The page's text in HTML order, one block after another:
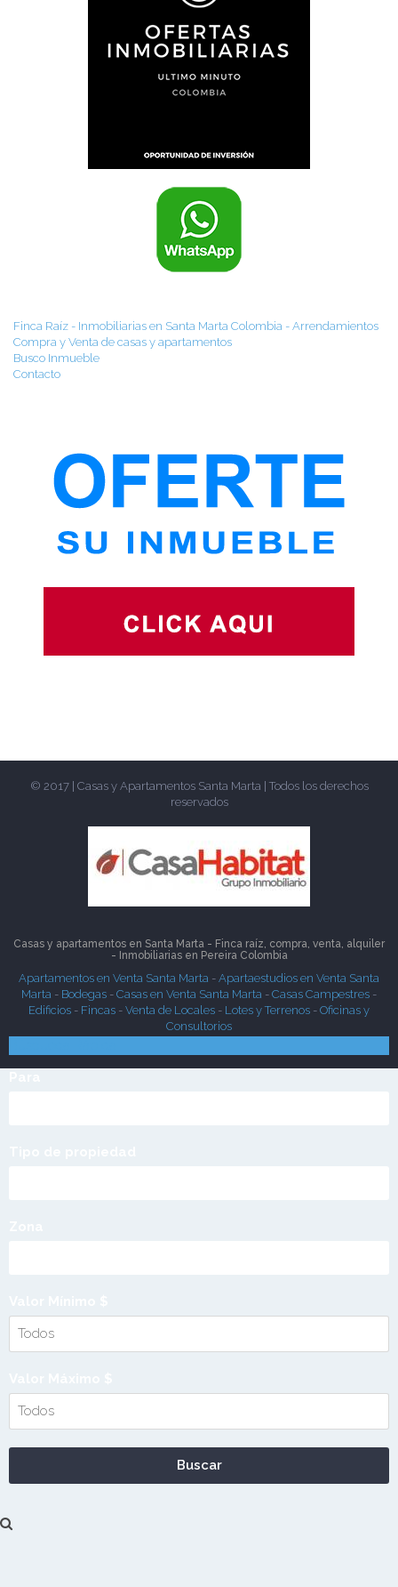
Finca Raíz - Inmobiliarias en Santa Marta Colombia - Arrendamientos
Compra y Venta de casas y apartamentos
Busco Inmueble
Contacto
© 2017 | Casas y Apartamentos Santa Marta | Todos los derechos
reservados
Casas y apartamentos en Santa Marta - Finca raíz, compra, venta, alquiler
- Inmobiliarias en Pereira Colombia
Apartamentos en Venta Santa Marta - Apartaestudios en Venta Santa
Marta - Bodegas - Casas en Venta Santa Marta - Casas Campestres -
Edificios - Fincas - Venta de Locales - Lotes y Terrenos - Oficinas y
Consultorios